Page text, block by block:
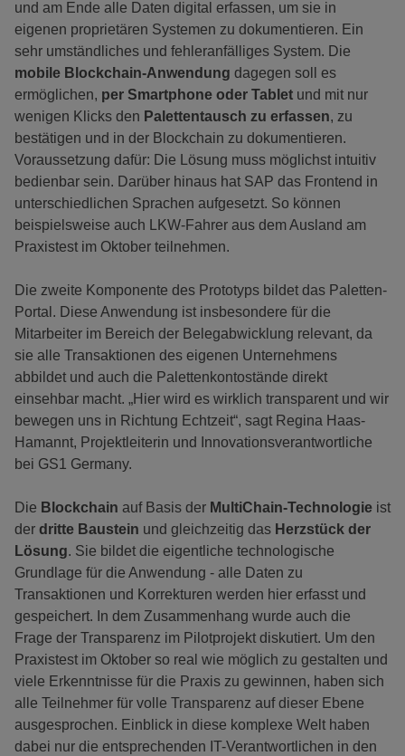
und am Ende alle Daten digital erfassen, um sie in
eigenen proprietären Systemen zu dokumentieren. Ein
sehr umständliches und fehleranfälliges System. Die
mobile Blockchain-Anwendung dagegen soll es
ermöglichen, per Smartphone oder Tablet und mit nur
wenigen Klicks den Palettentausch zu erfassen, zu
bestätigen und in der Blockchain zu dokumentieren.
Voraussetzung dafür: Die Lösung muss möglichst intuitiv
bedienbar sein. Darüber hinaus hat SAP das Frontend in
unterschiedlichen Sprachen aufgesetzt. So können
beispielsweise auch LKW-Fahrer aus dem Ausland am
Praxistest im Oktober teilnehmen.
Die zweite Komponente des Prototyps bildet das Paletten-
Portal. Diese Anwendung ist insbesondere für die
Mitarbeiter im Bereich der Belegabwicklung relevant, da
sie alle Transaktionen des eigenen Unternehmens
abbildet und auch die Palettenkontostände direkt
einsehbar macht. „Hier wird es wirklich transparent und wir
bewegen uns in Richtung Echtzeit“, sagt Regina Haas-
Hamannt, Projektleiterin und Innovationsverantwortliche
bei GS1 Germany.
Die Blockchain auf Basis der MultiChain-Technologie ist
der dritte Baustein und gleichzeitig das Herzstück der
Lösung. Sie bildet die eigentliche technologische
Grundlage für die Anwendung - alle Daten zu
Transaktionen und Korrekturen werden hier erfasst und
gespeichert. In dem Zusammenhang wurde auch die
Frage der Transparenz im Pilotprojekt diskutiert. Um den
Praxistest im Oktober so real wie möglich zu gestalten und
viele Erkenntnisse für die Praxis zu gewinnen, haben sich
alle Teilnehmer für volle Transparenz auf dieser Ebene
ausgesprochen. Einblick in diese komplexe Welt haben
dabei nur die entsprechenden IT-Verantwortlichen in den